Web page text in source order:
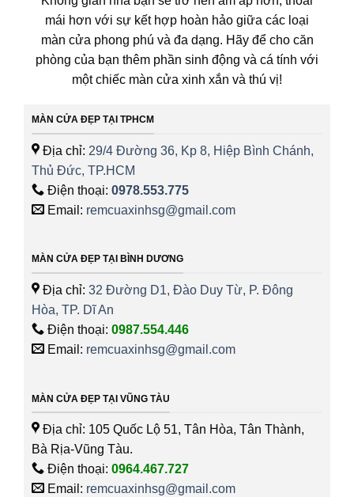
mái hơn với sự kết hợp hoàn hảo giữa các loại
màn cửa phong phú và đa dạng. Hãy để cho căn
phòng của bạn thêm phần sinh động và cá tính với
một chiếc màn cửa xinh xắn và thú vị!
MÀN CỬA ĐẸP TẠI TPHCM
Địa chỉ: 29/4 Đường 36, Kp 8, Hiệp Bình Chánh,
Thủ Đức, TP.HCM
Điện thoại: 0978.553.775
Email: remcuaxinhsg@gmail.com
MÀN CỬA ĐẸP TẠI BÌNH DƯƠNG
Địa chỉ: 32 Đường D1, Đào Duy Từ, P. Đông
Hòa, TP. Dĩ An
Điện thoại: 0987.554.446
Email: remcuaxinhsg@gmail.com
MÀN CỬA ĐẸP TẠI VŨNG TÀU
Địa chỉ: 105 Quốc Lộ 51, Tân Hòa, Tân Thành,
Bà Rịa-Vũng Tàu.
Điện thoại: 0964.467.727
Email: remcuaxinhsg@gmail.com